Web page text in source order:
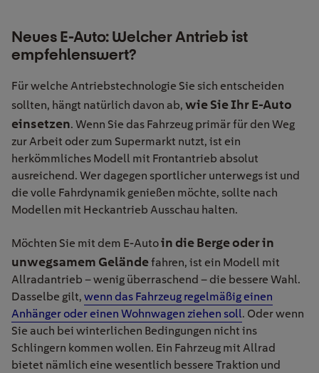
Neues E-Auto: Welcher Antrieb ist
empfehlenswert?
Für welche Antriebstechnologie Sie sich entscheiden
sollten, hängt natürlich davon ab, wie Sie Ihr E-Auto
einsetzen. Wenn Sie das Fahrzeug primär für den Weg
zur Arbeit oder zum Supermarkt nutzt, ist ein
herkömmliches Modell mit Frontantrieb absolut
ausreichend. Wer dagegen sportlicher unterwegs ist und
die volle Fahrdynamik genießen möchte, sollte nach
Modellen mit Heckantrieb Ausschau halten.
Möchten Sie mit dem E-Autoin die Berge oder in
unwegsamem Geländefahren, ist ein Modell mit
Allradantrieb – wenig überraschend – die bessere Wahl.
Dasselbe gilt, wenn das Fahrzeug regelmäßig einen
Anhänger oder einen Wohnwagen ziehen soll. Oder wenn
Sie auch bei winterlichen Bedingungen nicht ins
Schlingern kommen wollen. Ein Fahrzeug mit Allrad
bietet nämlich eine wesentlich bessere Traktion und